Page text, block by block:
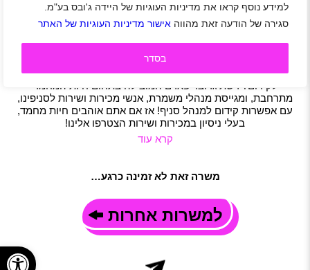
למידע נוסף קראו את מדיניות העוגיות של היידה ג'ובס בע"מ.
סגירה של הודעה זאת מהווה אישור מדיניות העוגיות של האתר
בסדר
אזור שפלה|אשדוד|גאליה|גבעת ברנר|יבנה|מזכרת בתיה
נס ציונה|רמלה לוד|קרית עקרון|רחובות|ביל"ו| סתריה
משמרות
תיאור משרה
מחפשים סביבת עבודה נעימה עם תנאים טובים מאוד ואפשרות
לקידום? רשת גרובר פארם המובילה בתחום חיות המחמד
מתרחבת, ומגייסת מנהלי משמרת, אנשי מכירות ושירות לסניפינו,
עם אפשרות קידום למנהל סניף! אז אם אתם אוהבים חיות מחמד,
בעלי ניסיון במכירות ושירות הצטרפו אלינו!
קרא עוד
משרה זאת לא זמינה כרגע…
למשרות אחרות